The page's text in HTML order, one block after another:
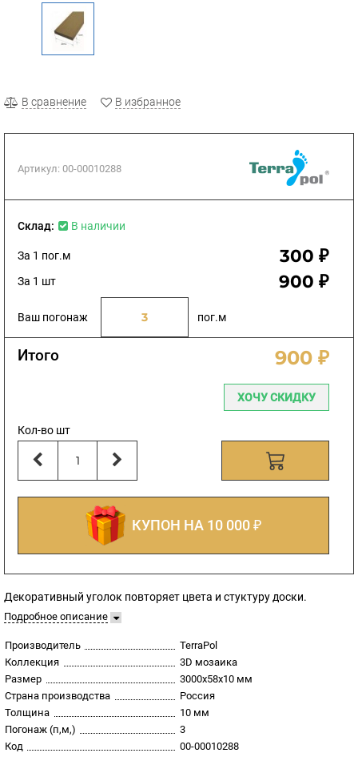
В сравнение В избранное
Артикул: 00-00010288
Склад: В наличии
За 1 пог.м 300 ₽
За 1 шт 900 ₽
Ваш погонаж пог.м
Итого 900 ₽
ХОЧУ СКИДКУ
Кол-во шт
КУПОН НА 10 000 ₽
Декоративный уголок повторяет цвета и стуктуру доски.
Подробное описание
Производитель
TerraPol
Коллекция
3D мозаика
Размер
3000х58х10 мм
Страна производства
Россия
Толщина
10 мм
Погонаж (п,м,)
3
Код
00-00010288